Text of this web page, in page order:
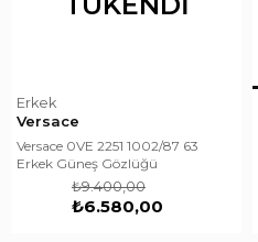
Erkek
Versace
Versace 0VE 2251 1002/87 63
Erkek Güneş Gözlüğü
₺6.580,00
₺9.400,00